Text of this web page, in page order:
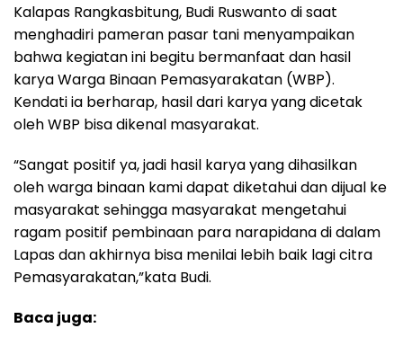
Kalapas Rangkasbitung, Budi Ruswanto di saat
menghadiri pameran pasar tani menyampaikan
bahwa kegiatan ini begitu bermanfaat dan hasil
karya Warga Binaan Pemasyarakatan (WBP).
Kendati ia berharap, hasil dari karya yang dicetak
oleh WBP bisa dikenal masyarakat.
“Sangat positif ya, jadi hasil karya yang dihasilkan
oleh warga binaan kami dapat diketahui dan dijual ke
masyarakat sehingga masyarakat mengetahui
ragam positif pembinaan para narapidana di dalam
Lapas dan akhirnya bisa menilai lebih baik lagi citra
Pemasyarakatan,”kata Budi.
Baca juga: